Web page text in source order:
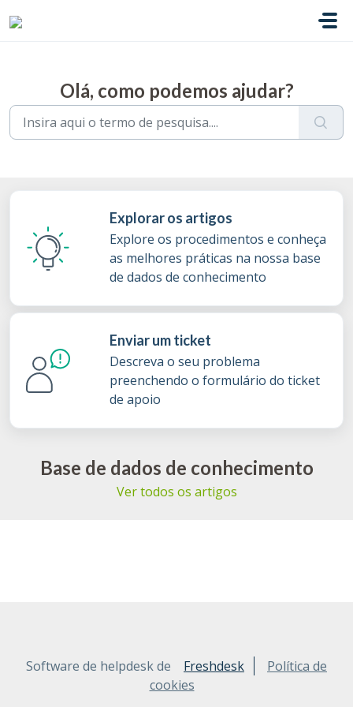
Olá, como podemos ajudar?
Explorar os artigos
Explore os procedimentos e conheça
as melhores práticas na nossa base
de dados de conhecimento
Enviar um ticket
Descreva o seu problema
preenchendo o formulário do ticket
de apoio
Base de dados de conhecimento
Ver todos os artigos
Software de helpdesk de Freshdesk
Política de
cookies